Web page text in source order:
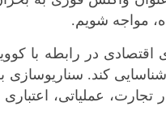
مواجه شویم.
در رابطه با
کند. سناریوسازی
عملیاتی، اعتباری